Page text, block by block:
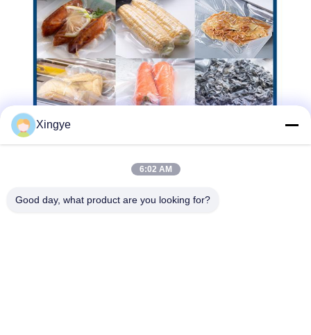
Xingye
6:02 AM
Good day, what product are you looking for?